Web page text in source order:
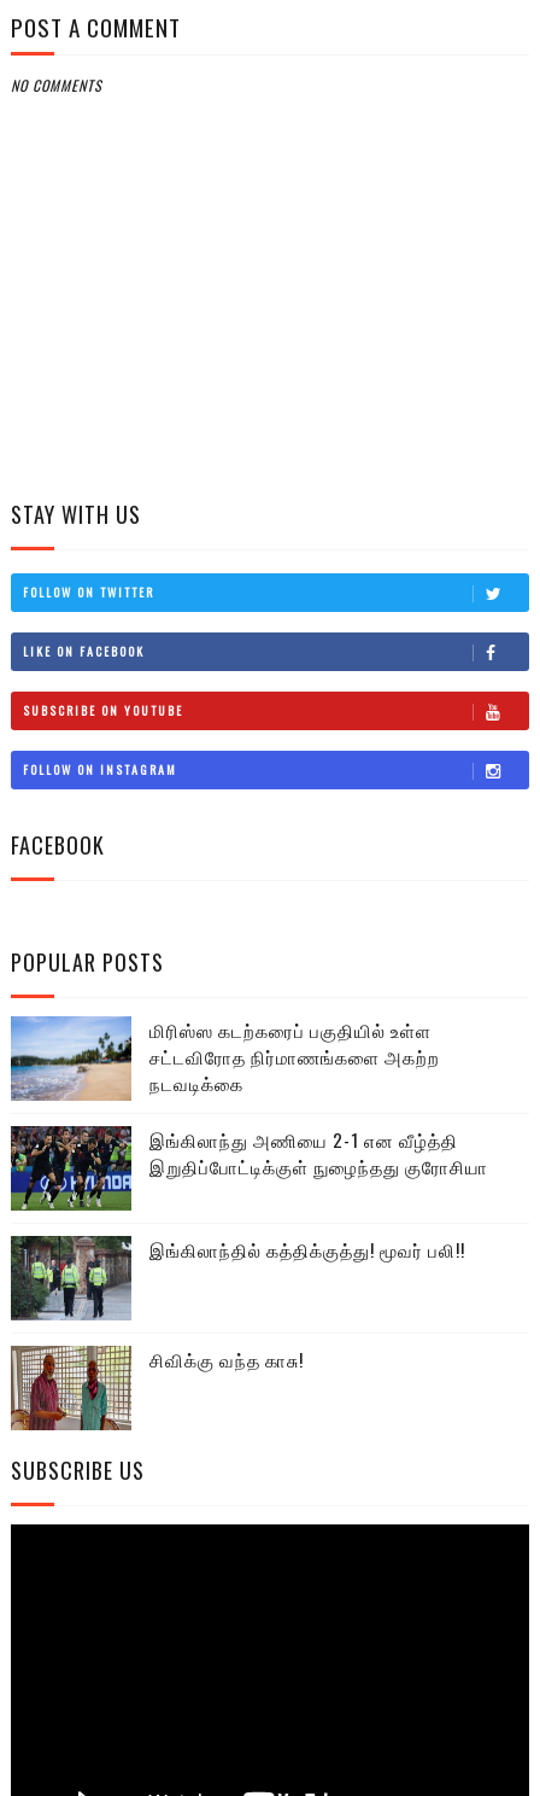
POST A COMMENT
NO COMMENTS
STAY WITH US
FOLLOW ON TWITTER
LIKE ON FACEBOOK
SUBSCRIBE ON YOUTUBE
FOLLOW ON INSTAGRAM
FACEBOOK
POPULAR POSTS
மிரிஸ்ஸ கடற்கரைப் பகுதியில் உள்ள
சட்டவிரோத நிர்மாணங்களை அகற்ற
நடவடிக்கை
இங்கிலாந்து அணியை 2-1 என வீழ்த்தி
இறுதிப்போட்டிக்குள் நுழைந்தது குரோசியா
இங்கிலாந்தில் கத்திக்குத்து! மூவர் பலி!!
சிவிக்கு வந்த காசு!
SUBSCRIBE US